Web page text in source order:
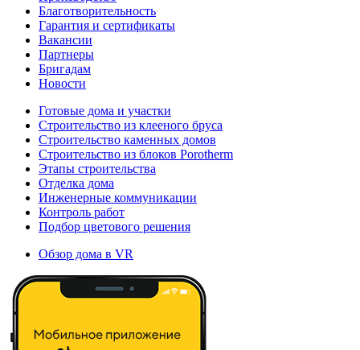
Благотворительность
Гарантия и сертификаты
Вакансии
Партнеры
Бригадам
Новости
Готовые дома и участки
Строительство из клееного бруса
Строительство каменных домов
Строительство из блоков Porotherm
Этапы строительства
Отделка дома
Инженерные коммуникации
Контроль работ
Подбор цветового решения
Обзор дома в VR